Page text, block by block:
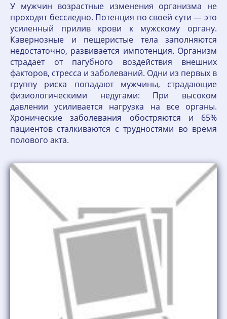
У мужчин возрастные изменения организма не
проходят бесследно. Потенция по своей сути — это
усиленный прилив крови к мужскому органу.
Кавернозные и пещеристые тела заполняются
недостаточно, развивается импотенция. Организм
страдает от пагубного воздействия внешних
факторов, стресса и заболеваний. Одни из первых в
группу риска попадают мужчины, страдающие
физиологическими недугами: При высоком
давлении усиливается нагрузка на все органы.
Хронические заболевания обостряются и 65%
пациентов сталкиваются с трудностями во время
полового акта.